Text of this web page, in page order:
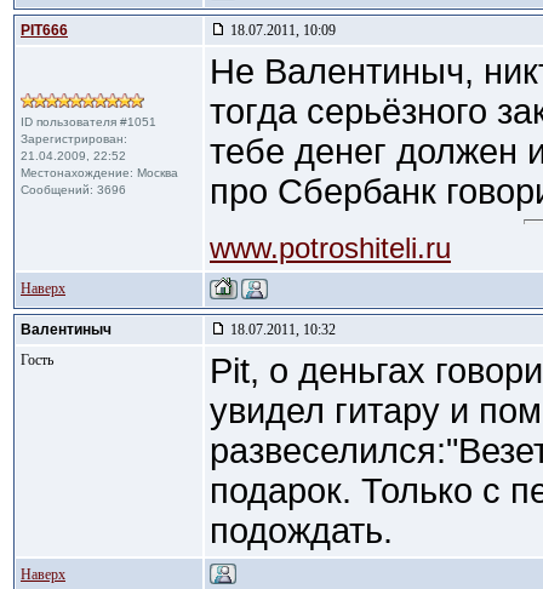
PIT666 18.07.2011, 10:09
ID пользователя #1051
Зарегистрирован:
21.04.2009, 22:52
Местонахождение: Москва
Сообщений: 3696
Не Валентиныч,
тогда серьёзного
тебе денег должен
про Сбербанк
www.potroshiteli.ru
Наверх
Валентиныч
18.07.2011, 10:32
Гость
Pit, о деньгах
увидел гитару и
подарок. Только с
подождать.
Наверх